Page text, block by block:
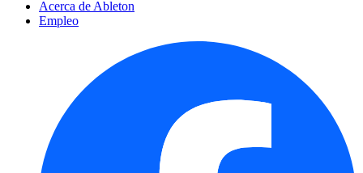
Acerca de Ableton
Empleo